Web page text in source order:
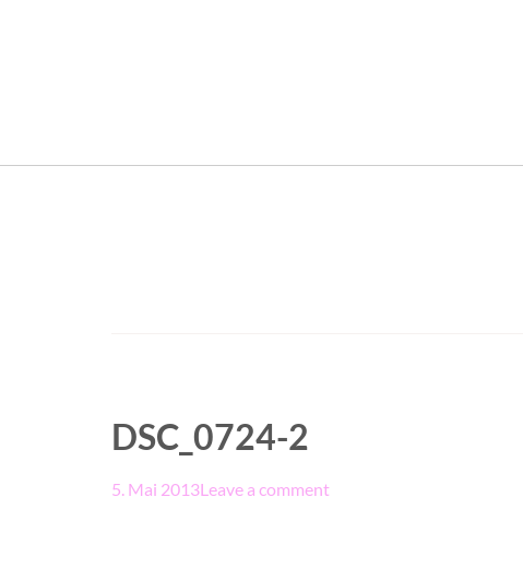
DSC_0724-2
5. Mai 2013Leave a comment